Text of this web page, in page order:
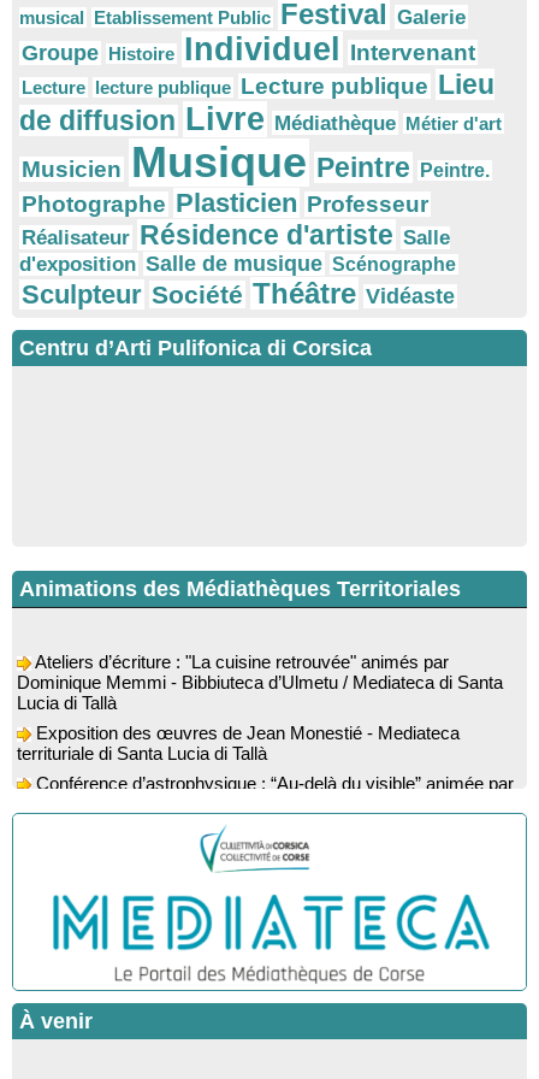
musical Etablissement Public Festival Galerie
Groupe Histoire Individuel Intervenant
Lecture lecture publique Lecture publique Lieu
de diffusion Livre Médiathèque Métier d'art
Musicien Musique Peintre Peintre.
Photographe Plasticien Professeur
Réalisateur Résidence d'artiste Salle
d'exposition Salle de musique Scénographe
Sculpteur Société Théâtre Vidéaste
Centru d’Arti Pulifonica di Corsica
Animations des Médiathèques Territoriales
Dominique Memmi - Bibbiuteca d’Ulmetu / Mediateca di Santa
Lucia di Tallà
Exposition des œuvres de Jean Monestié - Mediateca
territuriale di Santa Lucia di Tallà
Conférence d’astrophysique : “Au-delà du visible” animée par
l’astrophysicien Paul Guerrini - Médiathèque - Pitretu è
Exposition des œuvres de Dominique Malberti Morin :
"Racines, peintures acryliques et aquarelles" - Mediateca
territuriale di Santa Lucia di Tallà
Animation : "Petits lecteurs" - Médiathèque - Pitretu è
Bicchisgià
hommage au duo mythique de la chanson corse interprété par
Marie-Elsa Picciocchi (chant), Marc’Antò Belgodere (chant et
gutare) et Jacky Le Menn (claviers) - Salle des fêtes - Cuzzà
À venir